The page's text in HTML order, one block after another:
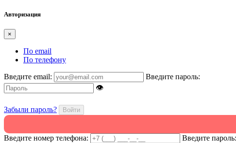
Авторизация
×
По email
По телефону
Введите email:
Введите пароль:
👁
Забыли пароль? Войти
Введите номер телефона:
Введите пароль: